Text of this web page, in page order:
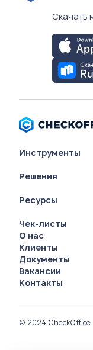
Скачать
Инструменты
Решения
Ресурсы
Чек-листы
О нас
Клиенты
Документы
Вакансии
Контакты
© 2024 CheckOffice